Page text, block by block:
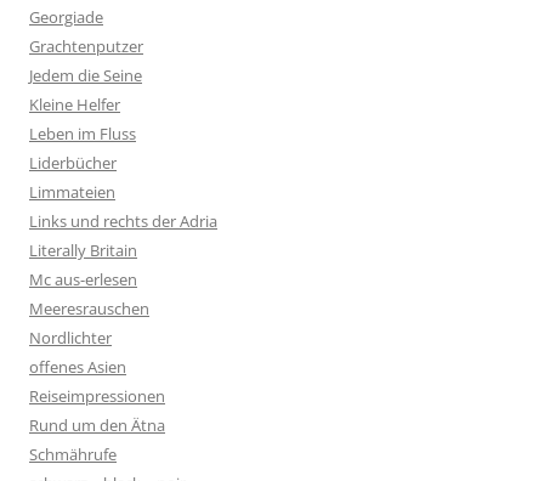
Georgiade
Grachtenputzer
Jedem die Seine
Kleine Helfer
Leben im Fluss
Liderbücher
Limmateien
Links und rechts der Adria
Literally Britain
Mc aus-erlesen
Meeresrauschen
Nordlichter
offenes Asien
Reiseimpressionen
Rund um den Ätna
Schmährufe